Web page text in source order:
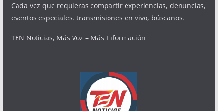
Cada vez que requieras compartir experiencias, denuncias,
eventos especiales, transmisiones en vivo, búscanos.
TEN Noticias, Más Voz – Más Información